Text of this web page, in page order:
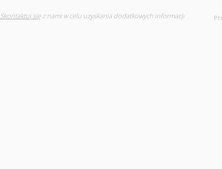
Skontaktuj sięz nami w celu uzyskania dodatkowych informacji